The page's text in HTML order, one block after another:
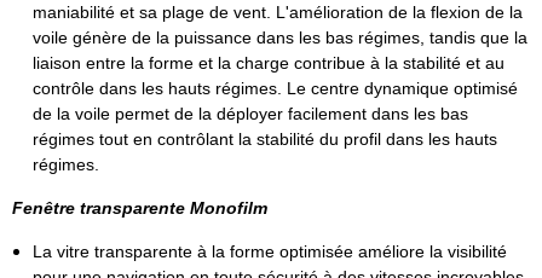
maniabilité et sa plage de vent. L'amélioration de la flexion de la
voile génère de la puissance dans les bas régimes, tandis que la
liaison entre la forme et la charge contribue à la stabilité et au
contrôle dans les hauts régimes. Le centre dynamique optimisé
de la voile permet de la déployer facilement dans les bas
régimes tout en contrôlant la stabilité du profil dans les hauts
régimes.
Fenêtre transparente Monofilm
La vitre transparente à la forme optimisée améliore la visibilité